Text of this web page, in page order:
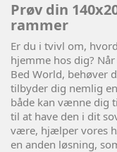
Prøv din
rammer
Er du i tvivl om,
hjemme hos dig?
Bed World, behøver
tilbyder dig nemlig
både kan vænne dig
til at have den i dit
være, hjælper vores
en anden løsning,